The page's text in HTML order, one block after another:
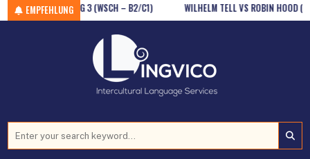
Skip to content
EMPFEHLUNG
MINIDIALOG 3 (WSCH – B2/C1) WILHELM TELL VS ROBIN HOOD (B2)